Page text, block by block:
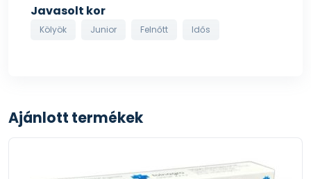
Javasolt kor
Kölyök Junior Felnőtt Idős
Ajánlott termékek